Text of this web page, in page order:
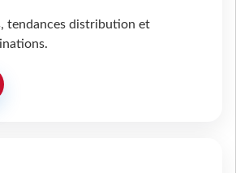
tendances distribution et